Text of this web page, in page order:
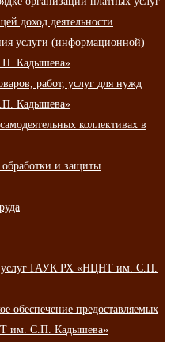
доход деятельности
услуги (информационной)
Кадышева»
работ, услуг для нужд
Кадышева»
коллективах в
и защиты
услуг ГАУК РХ «НЦНТ им. С.П.
обеспечение предоставляемых
им. С.П. Кадышева»